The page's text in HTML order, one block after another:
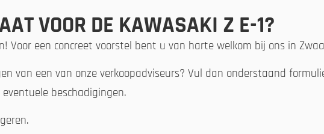
VOOR DE KAWASAKI Z E-1?
een concreet voorstel bent u van harte welkom bij ons in
van een van onze verkoopadviseurs? Vul dan onderstaand
beschadigingen.